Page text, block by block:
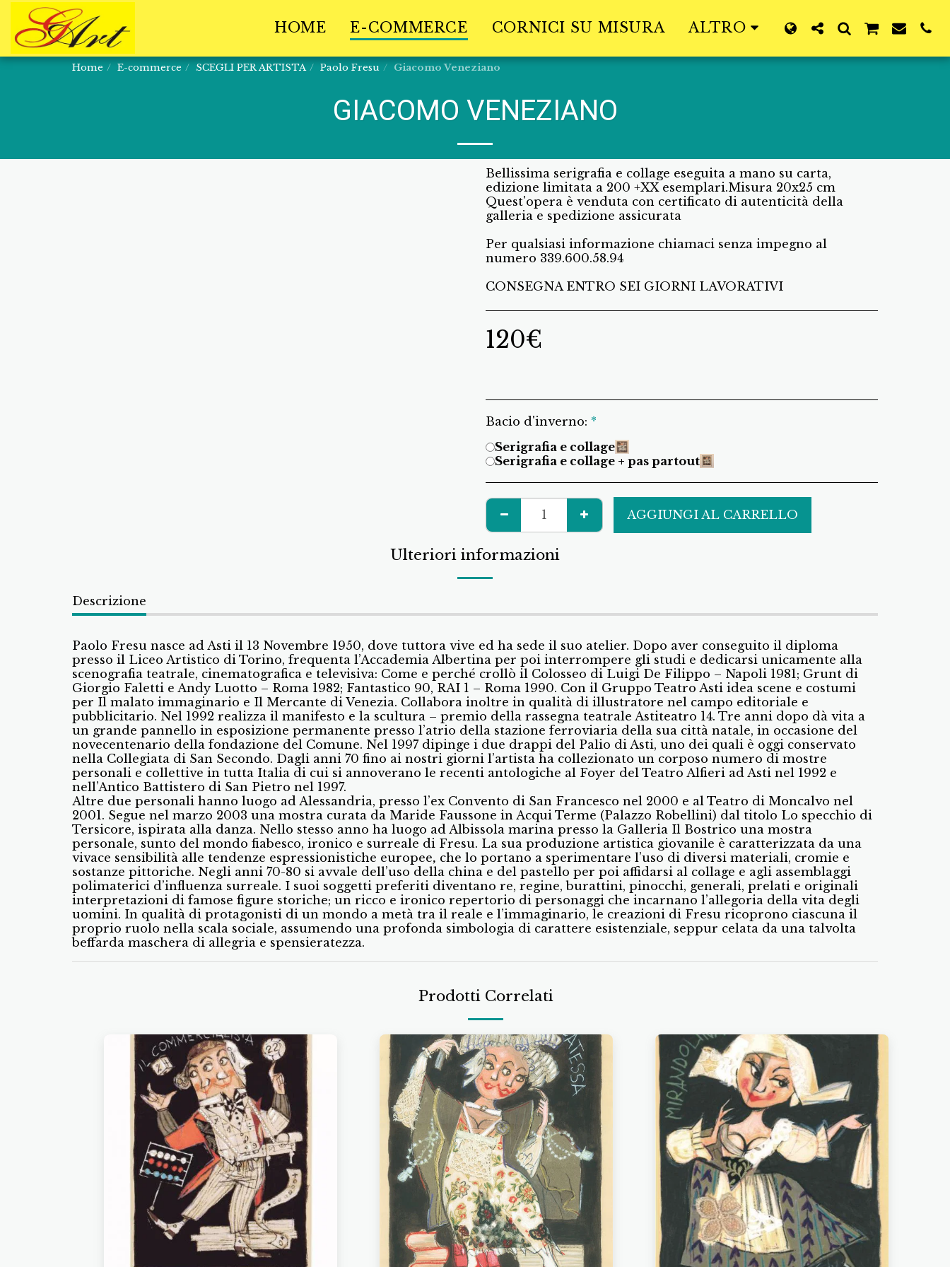
HOME E-COMMERCE CORNICI SU MISURA ALTRO
Home E-commerce SCEGLI PER ARTISTA Paolo Fresu Giacomo Veneziano
GIACOMO VENEZIANO
Bellissima serigrafia e collage eseguita a mano su carta,
edizione limitata a 200 +XX esemplari.Misura 20x25 cm
Quest'opera è venduta con certificato di autenticità della
galleria e spedizione assicurata
Per qualsiasi informazione chiamaci senza impegno al
numero 339.600.58.94
CONSEGNA ENTRO SEI GIORNI LAVORATIVI
120€
Bacio d'inverno: *
Serigrafia e collage
Serigrafia e collage + pas partout
AGGIUNGI AL CARRELLO
Ulteriori informazioni
Descrizione
Paolo Fresu nasce ad Asti il 13 Novembre 1950, dove tuttora vive ed ha sede il suo atelier. Dopo aver conseguito il diploma
presso il Liceo Artistico di Torino, frequenta l’Accademia Albertina per poi interrompere gli studi e dedicarsi unicamente alla
scenografia teatrale, cinematografica e televisiva: Come e perché crollò il Colosseo di Luigi De Filippo – Napoli 1981; Grunt di
Giorgio Faletti e Andy Luotto – Roma 1982; Fantastico 90, RAI 1 – Roma 1990. Con il Gruppo Teatro Asti idea scene e costumi
per Il malato immaginario e Il Mercante di Venezia. Collabora inoltre in qualità di illustratore nel campo editoriale e
pubblicitario. Nel 1992 realizza il manifesto e la scultura – premio della rassegna teatrale Astiteatro 14. Tre anni dopo dà vita a
un grande pannello in esposizione permanente presso l’atrio della stazione ferroviaria della sua città natale, in occasione del
novecentenario della fondazione del Comune. Nel 1997 dipinge i due drappi del Palio di Asti, uno dei quali è oggi conservato
nella Collegiata di San Secondo. Dagli anni 70 fino ai nostri giorni l’artista ha collezionato un corposo numero di mostre
personali e collettive in tutta Italia di cui si annoverano le recenti antologiche al Foyer del Teatro Alfieri ad Asti nel 1992 e
nell’Antico Battistero di San Pietro nel 1997.
Altre due personali hanno luogo ad Alessandria, presso l’ex Convento di San Francesco nel 2000 e al Teatro di Moncalvo nel
2001. Segue nel marzo 2003 una mostra curata da Maride Faussone in Acqui Terme (Palazzo Robellini) dal titolo Lo specchio di
Tersicore, ispirata alla danza. Nello stesso anno ha luogo ad Albissola marina presso la Galleria Il Bostrico una mostra
personale, sunto del mondo fiabesco, ironico e surreale di Fresu. La sua produzione artistica giovanile è caratterizzata da una
vivace sensibilità alle tendenze espressionistiche europee, che lo portano a sperimentare l’uso di diversi materiali, cromie e
sostanze pittoriche. Negli anni 70-80 si avvale dell’uso della china e del pastello per poi affidarsi al collage e agli assemblaggi
polimaterici d’influenza surreale. I suoi soggetti preferiti diventano re, regine, burattini, pinocchi, generali, prelati e originali
interpretazioni di famose figure storiche; un ricco e ironico repertorio di personaggi che incarnano l’allegoria della vita degli
uomini. In qualità di protagonisti di un mondo a metà tra il reale e l’immaginario, le creazioni di Fresu ricoprono ciascuna il
proprio ruolo nella scala sociale, assumendo una profonda simbologia di carattere esistenziale, seppur celata da una talvolta
beffarda maschera di allegria e spensieratezza.
Prodotti Correlati